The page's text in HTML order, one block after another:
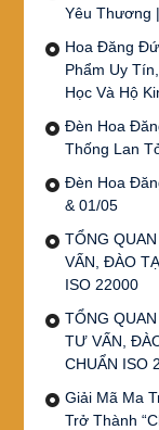
Yêu Thương
Hoa Đăng
Phẩm Uy
Học Và Hộ
Đèn Hoa
Thống Lan
Đèn Hoa
& 01/05
TỔNG
VẤN, ĐÀO
ISO 22000
TỔNG
TƯ VẤN,
CHUẨN ISO
Giải Mã Ma
Trở Thành